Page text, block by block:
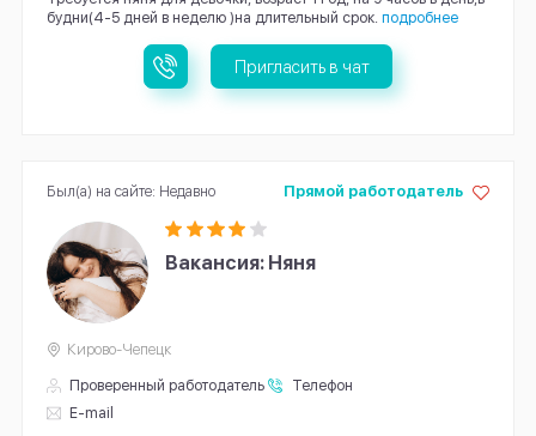
будни(4-5 дней в неделю )на длительный срок. подробнее
Пригласить в чат
Вакансия: Няня
Проверенный работодатель
Телефон
E-mail
Прямой работодатель
Кирово-Чепецк
Был(а) на сайте: Недавно